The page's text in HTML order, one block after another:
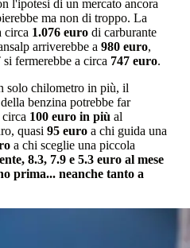
l'ipotesi di un mercato ancora
ma non di troppo. La
circa 1.076 euro di carburante
arriverebbe a 980 euro,
fermerebbe a circa 747 euro.
solo chilometro in più, il
benzina potrebbe far
100 euro in più al
quasi 95 euro a chi guida una
a chi sceglie una piccola
8.3, 7.9 e 5.3 euro al mese
prima... neanche tanto a